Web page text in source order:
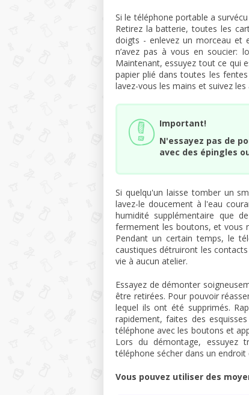
Si le téléphone portable a
Retirez la batterie, toutes les
doigts - enlevez un morceau et
n’avez pas à vous en soucier:
Maintenant, essuyez tout ce qui
papier plié dans toutes les
lavez-vous les mains et suivez les
Important!
N'essayez pas de
avec des épingles
Si quelqu'un laisse tomber un
lavez-le doucement à l'eau
humidité supplémentaire que
fermement les boutons, et vous
Pendant un certain temps, le
caustiques détruiront les
vie à aucun atelier.
Essayez de démonter
être retirées. Pour pouvoir
lequel ils ont été supprimés.
rapidement, faites des
téléphone avec les boutons et
Lors du démontage, essuyez
téléphone sécher dans un
Vous pouvez utiliser des